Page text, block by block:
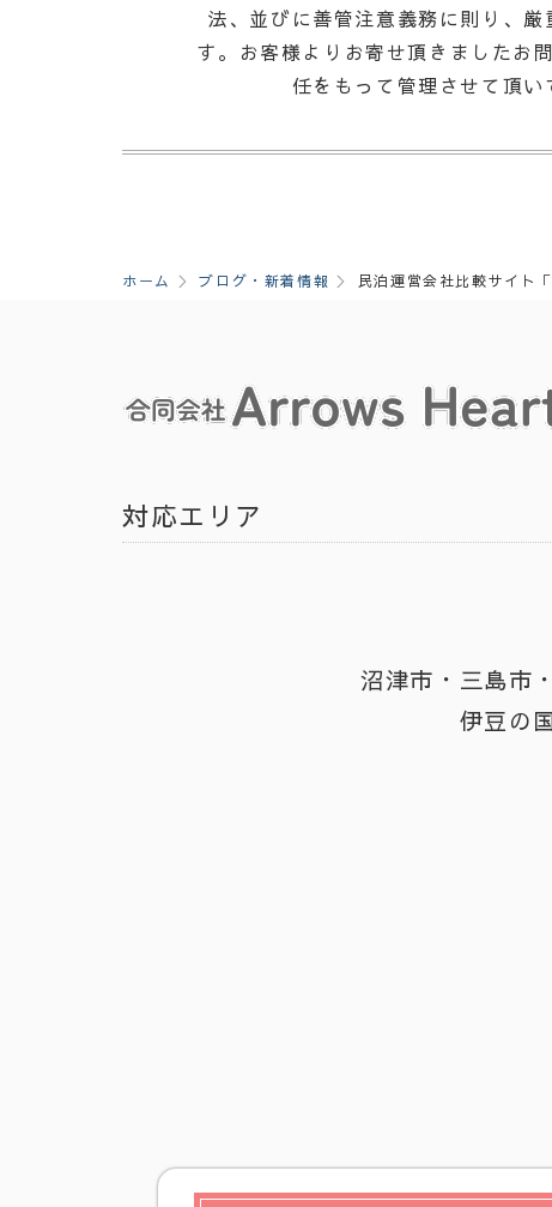
法、並びに善管注意義務に則り、厳
す。お客様よりお寄せ頂きましたお
任をもって管理させて頂い
ホーム ブログ・新着情報 民泊運営会社比較サイト
対応エリア
沼津市・三島市
伊豆の